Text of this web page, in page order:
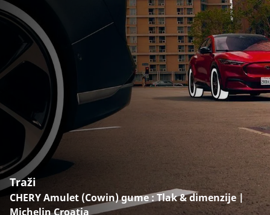
Traži
CHERY Amulet (Cowin) gume : Tlak & dimenzije |
Michelin Croatia